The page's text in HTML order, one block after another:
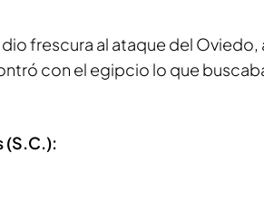
dio frescura al ataque del Oviedo,
con el egipcio lo que
(S.C.):